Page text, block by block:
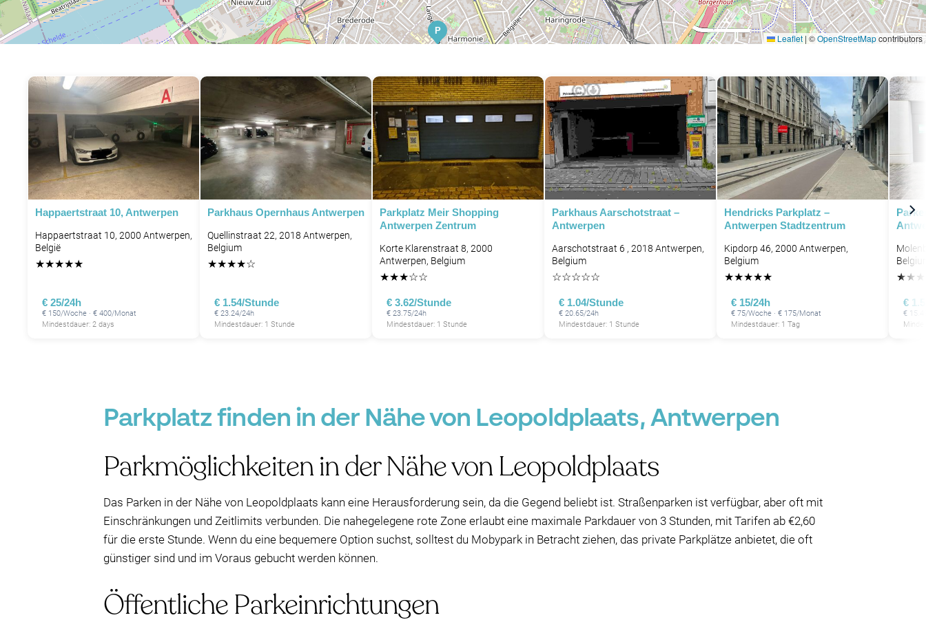
P
P
Leaflet | ©OpenStreetMapcontributors
Happaertstraat 10, Antwerpen
Happaertstraat 10, 2000 Antwerpen,
België
★★★★★
€ 25/24h
€ 150/Woche · € 400/Monat
Mindestdauer: 2 days
Parkhaus Opernhaus Antwerpen
Quellinstraat 22, 2018 Antwerpen,
Belgium
★★★★☆
€ 1.54/Stunde
€ 23.24/24h
Mindestdauer: 1 Stunde
Parkplatz Meir Shopping
Antwerpen Zentrum
Korte Klarenstraat 8, 2000
Antwerpen, Belgium
★★★☆☆
€ 3.62/Stunde
€ 23.75/24h
Mindestdauer: 1 Stunde
Parkhaus Aarschotstraat –
Antwerpen
Aarschotstraat 6 , 2018 Antwerpen,
Belgium
☆☆☆☆☆
€ 1.04/Stunde
€ 20.65/24h
Mindestdauer: 1 Stunde
Hendricks Parkplatz –
Antwerpen Stadtzentrum
Kipdorp 46, 2000 Antwerpen,
Belgium
★★★★★
€ 15/24h
€ 75/Woche · € 175/Monat
Mindestdauer: 1 Tag
★★ ★
€
€
Parkplatz finden in der Nähe von Leopoldplaats, Antwerpen
Parkmöglichkeiten in der Nähe von Leopoldplaats
Das Parken in der Nähe von Leopoldplaats kann eine Herausforderung sein, da die Gegend beliebt ist. Straßenparken ist verfügbar, aber oft mit
Einschränkungen und Zeitlimits verbunden. Die nahegelegene rote Zone erlaubt eine maximale Parkdauer von 3 Stunden, mit Tarifen ab €2,60
für die erste Stunde. Wenn du eine bequemere Option suchst, solltest du Mobypark in Betracht ziehen, das private Parkplätze anbietet, die oft
günstiger sind und im Voraus gebucht werden können.
Öffentliche Parkeinrichtungen